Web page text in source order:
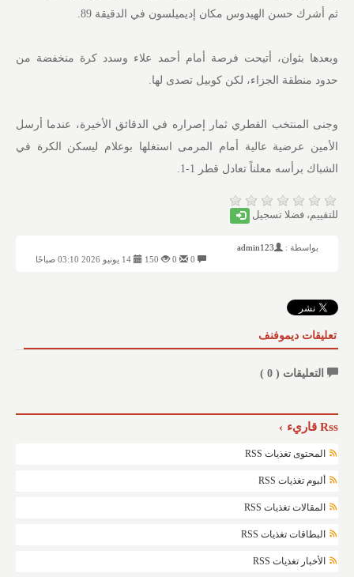
ثم أشرك حسن الهيدوس مكان إديميلسون في الدقيقة 89.
وبعدها بثوان، أتيحت فرصة أمام أحمد علاء وسدد كرة منخفضة من
حدود منطقة الجزاء، لكن كوبيل تصدى لها.
وجنى المنتخب القطري ثمار إصراره في الدقائق الأخيرة، عندما أرسل
الأمين عرضية عالية أمام المرمى استغلها بوعلام ليسكن الكرة في
الشباك برأسه معلناً تعادل قطر 1-1.
للتقييم، فضلا تسجيل
بواسطة :
admin123
150
تعليقات ديموفنف
التعليقات ( 0
)
Rss قاريء
المحتوى تغذيات RSS
ألبوم تغذيات RSS
المقالات تغذيات RSS
البطاقات تغذيات RSS
الأخبار تغذيات RSS